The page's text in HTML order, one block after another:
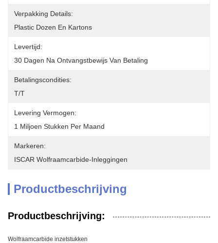
Verpakking Details:
Plastic Dozen En Kartons
Levertijd:
30 Dagen Na Ontvangstbewijs Van Betaling
Betalingscondities:
T/T
Levering Vermogen:
1 Miljoen Stukken Per Maand
Markeren:
ISCAR Wolfraamcarbide-Inleggingen
Productbeschrijving
Productbeschrijving:
Wolfraamcarbide inzetstukken